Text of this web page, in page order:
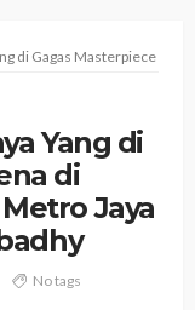
di Gagas Masterpiece
Yang di
di
Jaya
No tags